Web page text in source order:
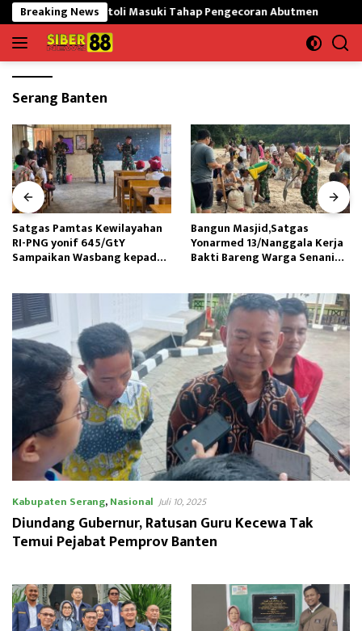
Langsung
ke
konten
Breaking NewsMasuki Tahap Pengecoran Abutmen Satgas
Serang Banten
Satgas Pamtas Kewilayahan
RI-PNG yonif 645/GtY
Sampaikan Wasbang kepada
Bangun Masjid,Satgas
Yonarmed 13/Nanggala Kerja
Bakti Bareng Warga Senaning
Kabupaten Serang,Nasional Juli 10, 2025
Diundang Gubernur, Ratusan Guru Kecewa Tak
Temui Pejabat Pemprov Banten